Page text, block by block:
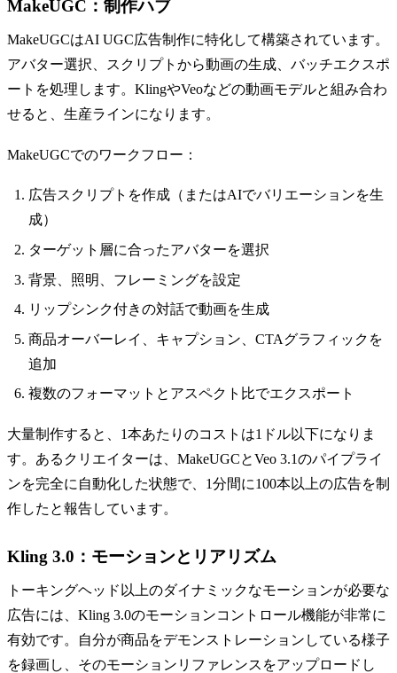
MakeUGC：制作ハブ
MakeUGCはAI UGC広告制作に特化して構築されています。
アバター選択、スクリプトから動画の生成、バッチエクスポ
ートを処理します。KlingやVeoなどの動画モデルと組み合わ
せると、生産ラインになります。
MakeUGCでのワークフロー：
広告スクリプトを作成（またはAIでバリエーションを生
成）
ターゲット層に合ったアバターを選択
背景、照明、フレーミングを設定
リップシンク付きの対話で動画を生成
商品オーバーレイ、キャプション、CTAグラフィックを
追加
複数のフォーマットとアスペクト比でエクスポート
大量制作すると、1本あたりのコストは1ドル以下になりま
す。あるクリエイターは、MakeUGCとVeo 3.1のパイプライ
ンを完全に自動化した状態で、1分間に100本以上の広告を制
作したと報告しています。
Kling 3.0：モーションとリアリズム
トーキングヘッド以上のダイナミックなモーションが必要な
広告には、Kling 3.0のモーションコントロール機能が非常に
有効です。自分が商品をデモンストレーションしている様子
を録画し、そのモーションリファレンスをアップロードし